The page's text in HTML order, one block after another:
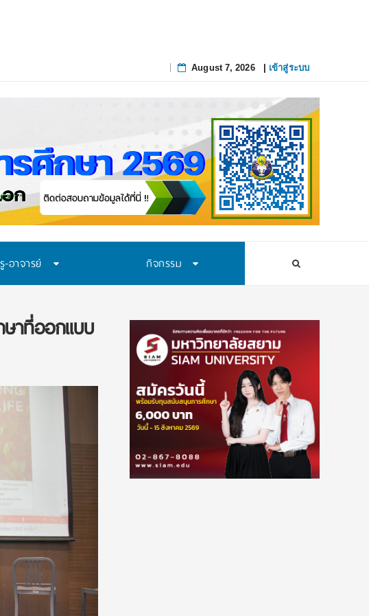
August 7, 2026| เข้าสู่ระบบ
-อาจารย์ กิจกรรม
าที่ออกแบบ